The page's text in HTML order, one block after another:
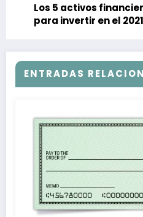
Los 5 activos
para invertir en el 2021
ENTRADAS